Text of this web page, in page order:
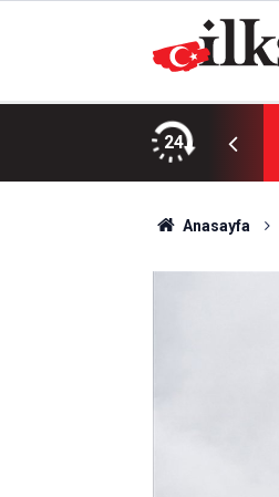
24
dört temel unsuru
Anasayfa